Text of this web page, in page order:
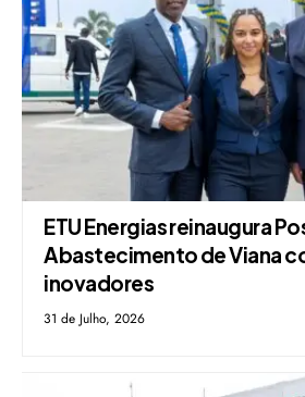
ETU Energias reinaugura
Abastecimento de Viana
inovadores
31 de Julho, 2026